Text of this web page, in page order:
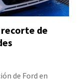
recorte de
de Ford en